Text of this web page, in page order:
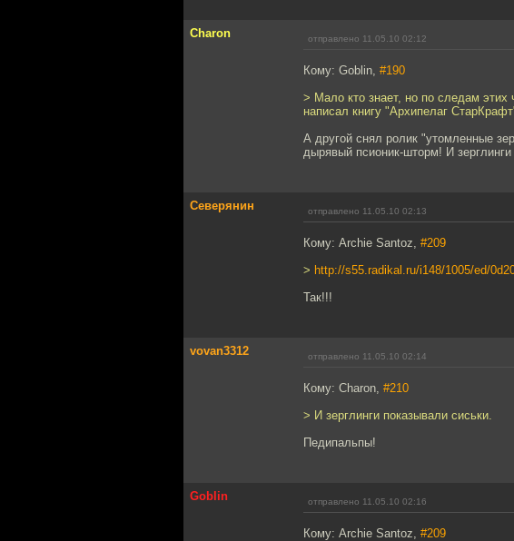
Charon отправлено 11.05.10 02:12
Кому: Goblin, #190
> Мало кто знает, но по следам
написал книгу "Архипелаг
А другой снял ролик "утомленные
дырявый псионик-шторм! И зерглинги
Северянин отправлено 11.05.10 02:13
Кому: Archie Santoz, #209
> http://s55.radikal.ru/i148/1005/ed/
Так!!!
vovan3312 отправлено 11.05.10 02:14
Кому: Charon, #210
> И зерглинги показывали сиськи.
Педипальпы!
Goblin отправлено 11.05.10 02:16
Кому: Archie Santoz, #209